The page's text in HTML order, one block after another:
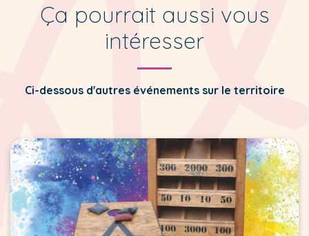
Ça pourrait aussi vous
intéresser
Ci-dessous d'autres événements sur le territoire